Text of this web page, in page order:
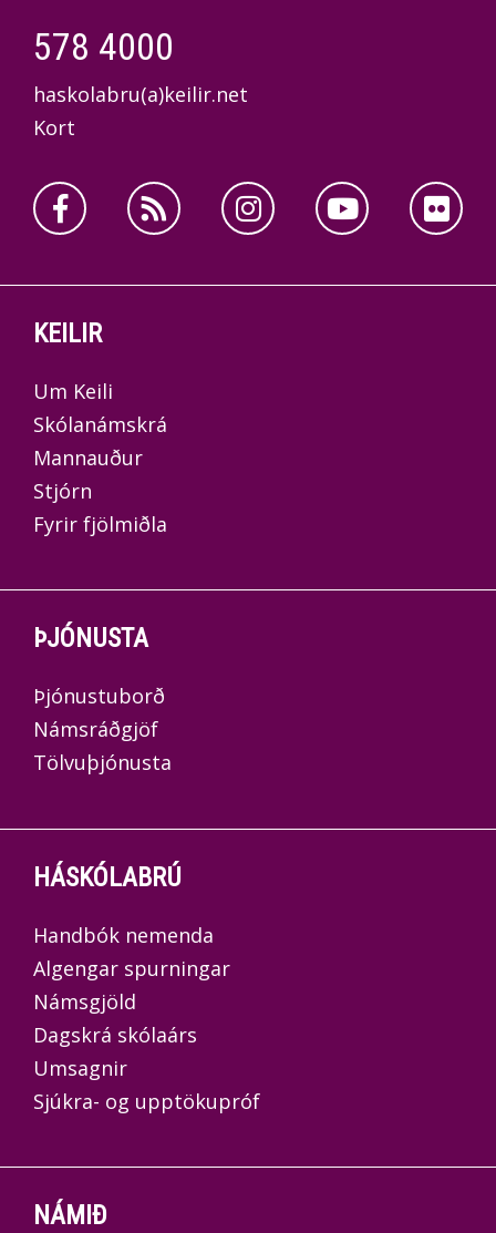
KEILIR
Um Keili
Skólanámskrá
Mannauður
Stjórn
Fyrir fjölmiðla
ÞJÓNUSTA
Þjónustuborð
Námsráðgjöf
Tölvuþjónusta
HÁSKÓLABRÚ
Handbók nemenda
Algengar spurningar
Námsgjöld
Dagskrá skólaárs
Umsagnir
Sjúkra- og upptökupróf
NÁMIÐ
578 4000
haskolabru(a)keilir.net
Kort